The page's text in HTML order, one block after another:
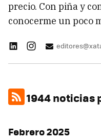
precio. Con piña y
conocerme un poco
1944 noticias
Febrero 2025